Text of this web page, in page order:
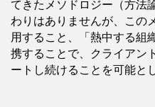
てきたメソドロジー（方法
わりはありませんが、この
用すること、「熱中する組
携することで、クライアン
ートし続けることを可能と